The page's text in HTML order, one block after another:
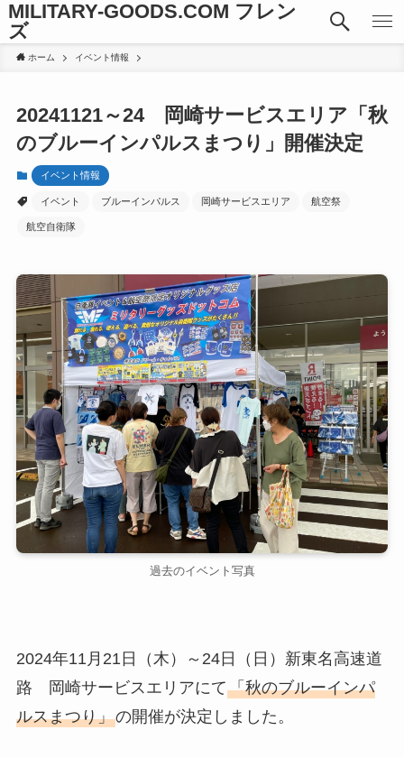
MILITARY-GOODS.COM フレン
ズ
ホーム イベント情報
20241121～24 岡崎サービスエリア「秋
のブルーインパルスまつり」開催決定
イベント情報
イベント ブルーインパルス 岡崎サービスエリア 航空祭
航空自衛隊
過去のイベント写真
2024年11月21日（木）～24日（日）新東名高速道
路 岡崎サービスエリアにて「秋のブルーインパ
ルスまつり」の開催が決定しました。